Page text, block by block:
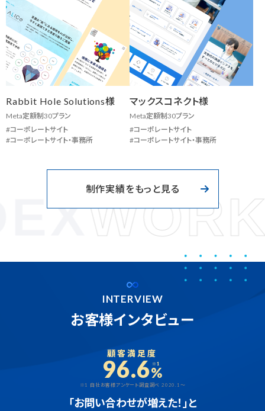
Rabbit Hole Solutions様
Meta定額制30プラン
コーポレートサイト
コーポレートサイト・事務所
マックスコネクト様
Meta定額制30プラン
コーポレートサイト
コーポレートサイト・事務所
制作実績をもっと見る
INTERVIEW
お客様インタビュー
顧客満足度
96.6 ※1
%
※1 自社お客様アンケート調査調べ 2020.1～
「お問い合わせが増えた！」と